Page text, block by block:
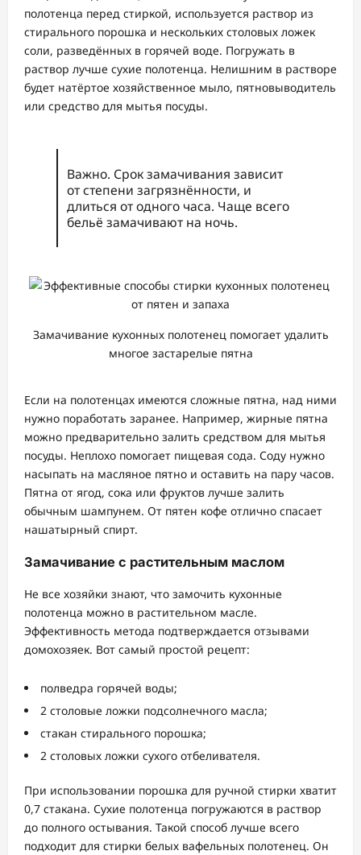
полотенца перед стиркой, используется раствор из
стирального порошка и нескольких столовых ложек
соли, разведённых в горячей воде. Погружать в
раствор лучше сухие полотенца. Нелишним в растворе
будет натёртое хозяйственное мыло, пятновыводитель
или средство для мытья посуды.
Важно. Срок замачивания зависит
от степени загрязнённости, и
длиться от одного часа. Чаще всего
бельё замачивают на ночь.
Замачивание кухонных полотенец помогает удалить
многое застарелые пятна
Если на полотенцах имеются сложные пятна, над ними
нужно поработать заранее. Например, жирные пятна
можно предварительно залить средством для мытья
посуды. Неплохо помогает пищевая сода. Соду нужно
насыпать на масляное пятно и оставить на пару часов.
Пятна от ягод, сока или фруктов лучше залить
обычным шампунем. От пятен кофе отлично спасает
нашатырный спирт.
Замачивание с растительным маслом
Не все хозяйки знают, что замочить кухонные
полотенца можно в растительном масле.
Эффективность метода подтверждается отзывами
домохозяек. Вот самый простой рецепт:
полведра горячей воды;
2 столовые ложки подсолнечного масла;
стакан стирального порошка;
2 столовых ложки сухого отбеливателя.
При использовании порошка для ручной стирки хватит
0,7 стакана. Сухие полотенца погружаются в раствор
до полного остывания. Такой способ лучше всего
подходит для стирки белых вафельных полотенец. Он